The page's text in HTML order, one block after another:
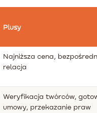
Plusy
Najniższa cena,
relacja
Weryfikacja twórców,
umowy, przekazanie praw